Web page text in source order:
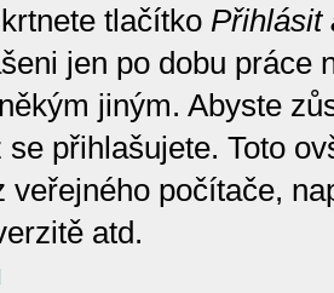
tlačítko Přihlásit
jen po dobu práce
jiným. Abyste
přihlašujete. Toto
veřejného počítače,
atd.